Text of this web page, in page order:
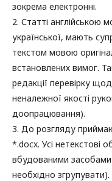
зокрема електронні.
2. Статті англійською
української, мають
текстом мовою
встановлених вимог.
редакції перевірку
неналежної якості
доопрацювання).
3. До розгляду
*.docx. Усі нетекстові
вбудованими
необхідно